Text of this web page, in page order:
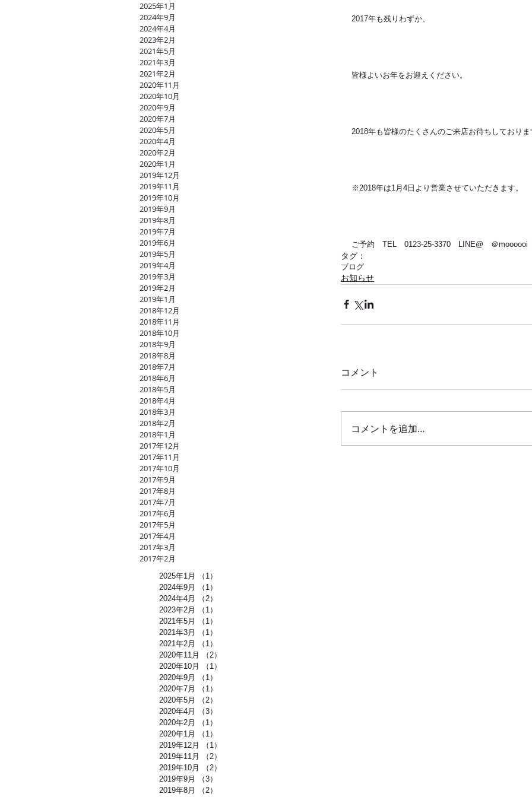
2025年1月
2024年9月
2024年4月
2023年2月
2021年5月
2021年3月
2021年2月
2020年11月
2020年10月
2020年9月
2020年7月
2020年5月
2020年4月
2020年2月
2020年1月
2019年12月
2019年11月
2019年10月
2019年9月
2019年8月
2019年7月
2019年6月
2019年5月
2019年4月
2019年3月
2019年2月
2019年1月
2018年12月
2018年11月
2018年10月
2018年9月
2018年8月
2018年7月
2018年6月
2018年5月
2018年4月
2018年3月
2018年2月
2018年1月
2017年12月
2017年11月
2017年10月
2017年9月
2017年8月
2017年7月
2017年6月
2017年5月
2017年4月
2017年3月
2017年2月
2025年1月 （1）
2024年9月
（1）
2024年4月
（2）
2023年2月
（1）
2021年5月
（1）
2021年3月
（1）
2021年2月
（1）
2020年11月
（2）
2020年10月
（1）
2020年9月
（1）
2020年7月
（1）
2020年5月
（2）
2020年4月
（3）
2020年2月
（1）
2020年1月
（1）
2019年12月
（1）
2019年11月
（2）
2019年10月
（2）
2019年9月
（3）
2019年8月
（2）
2017年も残りわずか、
皆様よいお年をお迎えください。
2018年も皆様のたくさんのご来店お待ちしており
※2018年は1月4日より営業させていただきます。
ご予約　TEL　0123-25-3370　LINE@　＠moooooi
タグ：
ブログ
お知らせ
コメント
コメントを追加…